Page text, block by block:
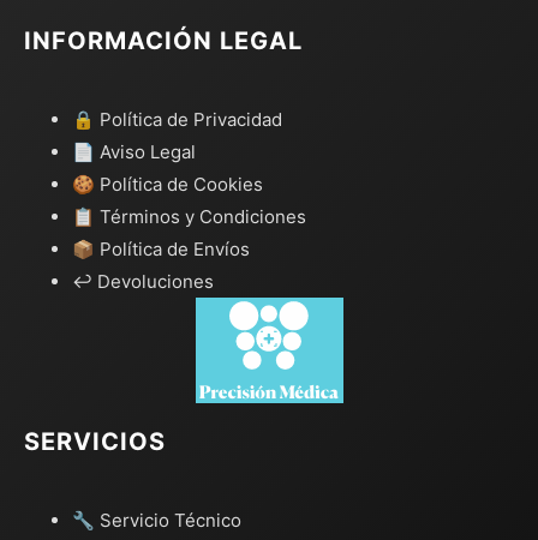
INFORMACIÓN LEGAL
🔒 Política de Privacidad
📄 Aviso Legal
🍪 Política de Cookies
📋 Términos y Condiciones
📦 Política de Envíos
↩️ Devoluciones
SERVICIOS
🔧 Servicio Técnico